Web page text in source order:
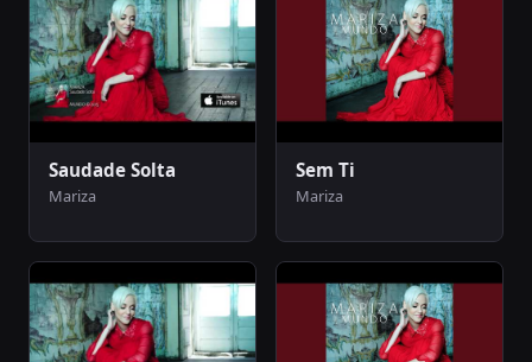
Saudade Solta
Mariza
Sem Ti
Mariza